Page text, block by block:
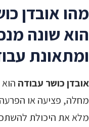
מהו אובדן
הוא שונה
ומתאונת
אובדן כושר עבודה
מחלה, פציעה או
מלא את היכולת